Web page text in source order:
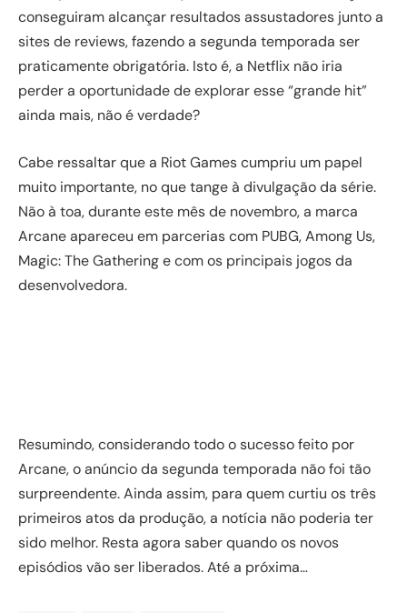
conseguiram alcançar resultados assustadores junto a
sites de reviews, fazendo a segunda temporada ser
praticamente obrigatória. Isto é, a Netflix não iria
perder a oportunidade de explorar esse “grande hit”
ainda mais, não é verdade?
Cabe ressaltar que a Riot Games cumpriu um papel
muito importante, no que tange à divulgação da série.
Não à toa, durante este mês de novembro, a marca
Arcane apareceu em parcerias com PUBG, Among Us,
Magic: The Gathering e com os principais jogos da
desenvolvedora.
Resumindo, considerando todo o sucesso feito por
Arcane, o anúncio da segunda temporada não foi tão
surpreendente. Ainda assim, para quem curtiu os três
primeiros atos da produção, a notícia não poderia ter
sido melhor. Resta agora saber quando os novos
episódios vão ser liberados. Até a próxima…